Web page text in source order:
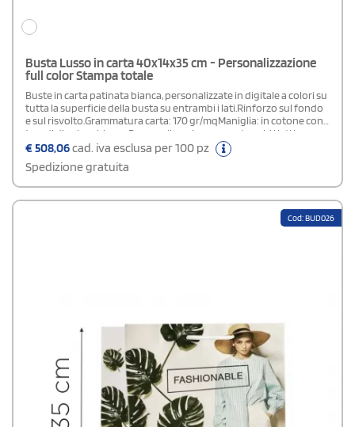
Busta Lusso in carta 40x14x35 cm - Personalizzazione
full color Stampa totale
Buste in carta patinata bianca, personalizzate in digitale a colori su
tutta la superficie della busta su entrambi i lati.Rinforzo sul fondo
e sul risvolto.Grammatura carta: 170 gr/mqManiglia: in cotone con
4 nodi di colore biancoPersonalizzazione: su entrambi i lati in
quadricromia.Area di stampa: stampa totale (su tutta la superficie
della busta)Plastificazione: lucida o opacaIn fase d' ordine
specificare nel campo "note di stampa" la tipologia di
plastificazione scelta.
€508,06cad. iva esclusa per 100 pz
Spedizione gratuita
Cod: BUD026